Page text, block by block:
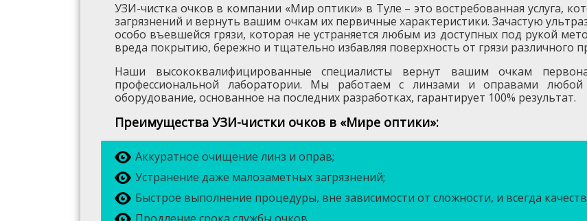
УЗИ-чистка очков в компании «Мир оптики» в Туле – это востребованная услуга,
загрязнений и вернуть вашим очкам их первичные характеристики. Зачастую
особо въевшейся грязи, которая не устраняется любым из доступных под рукой
вреда покрытию, бережно и тщательно избавляя поверхность от грязи различного
Наши высококвалифицированные специалисты вернут вашим очкам
профессиональной лаборатории. Мы работаем с линзами и оправами
оборудование, основанное на последних разработках, гарантирует 100% результат.
Преимущества УЗИ-чистки очков в «Мире оптики»:
Аккуратное очищение линз и оправ;
Устранение даже малозаметных загрязнений;
Быстрое выполнение процедуры, вне зависимости от сложности, и всегда